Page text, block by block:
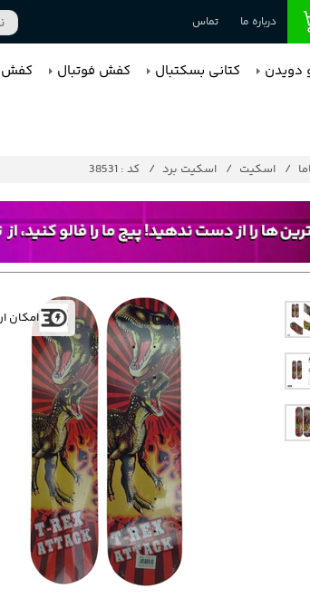
درباره ما تماس
دویدن کتانی بسکتبال کفش فوتبال کفش
اسکیت اسکیت برد کد : 38531
امکان